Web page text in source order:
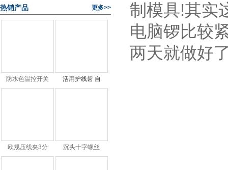
热销产品 更多>>
防水色温控开关 活用护线齿 自
欧规压线夹3分 沉头十字螺丝
制模具!其实
电脑锣比较
两天就做好